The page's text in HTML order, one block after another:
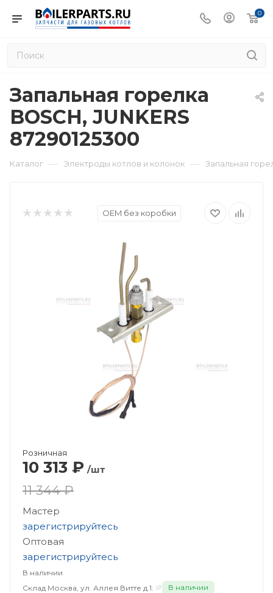
0
Запальная горелка
BOSCH, JUNKERS
87290125300
Каталог — Электроды котлов и колонок — Запальная
OEM без коробки
Розничная
10 313 ₽ /шт
11 344 ₽
Мастер
зарегистрируйтесь
Оптовая
зарегистрируйтесь
В наличии
Склад Москва, ул. Аллея Витте д.1:
В наличии